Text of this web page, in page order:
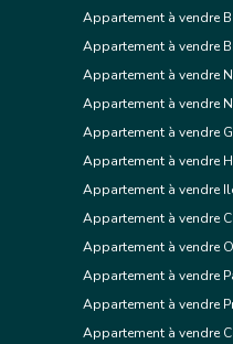
Appartement à vendre
Appartement à vendre
Appartement à vendre
Appartement à vendre
Appartement à vendre
Appartement à vendre
Appartement à vendre
Appartement à vendre
Appartement à vendre
Appartement à vendre
Appartement à vendre
Appartement à vendre